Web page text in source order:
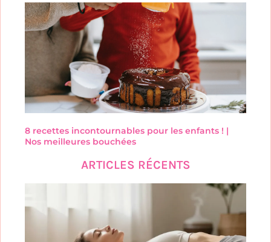
8 recettes incontournables pour les enfants ! |
Nos meilleures bouchées
ARTICLES RÉCENTS